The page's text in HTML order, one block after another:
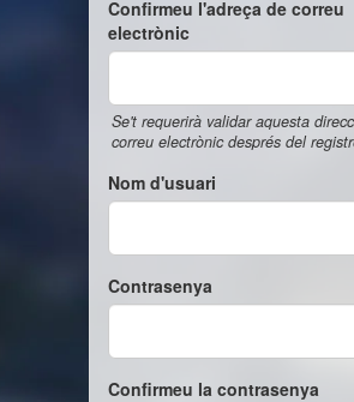
Confirmeu l'adreça de correu
electrònic
Se't requerirà validar aquesta
correu electrònic després del
Nom d'usuari
Contrasenya
Confirmeu la contrasenya